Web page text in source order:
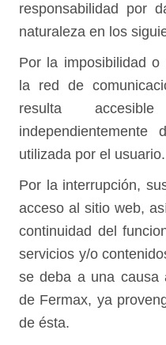
responsabilidad por
naturaleza en los
Por la imposibilidad
la red de
resulta
utilizada por el usuario.
Por la interrupción,
acceso al sitio web,
continuidad del
servicios y/o
se deba a una causa
de Fermax, ya
de ésta.